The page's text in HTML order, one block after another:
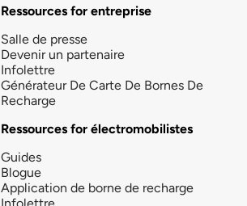
Ressources for entreprise
Salle de presse
Devenir un partenaire
Infolettre
Générateur De Carte De Bornes De
Recharge
Ressources for électromobilistes
Guides
Blogue
Application de borne de recharge